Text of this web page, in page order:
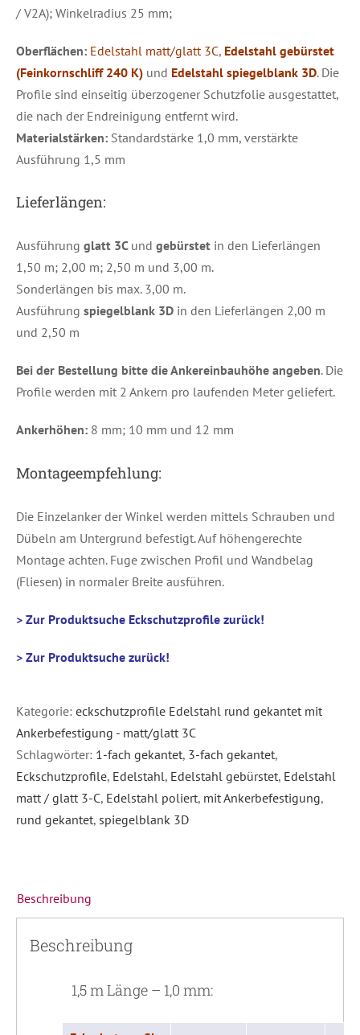
/ V2A); Winkelradius 25 mm;
Oberflächen: Edelstahl matt/glatt 3C, Edelstahl gebürstet
(Feinkornschliff 240 K) und Edelstahl spiegelblank 3D. Die
Profile sind einseitig überzogener Schutzfolie ausgestattet,
die nach der Endreinigung entfernt wird.
Materialstärken: Standardstärke 1,0 mm, verstärkte
Ausführung 1,5 mm
Lieferlängen:
Ausführung glatt 3C und gebürstet in den Lieferlängen
1,50 m; 2,00 m; 2,50 m und 3,00 m.
Sonderlängen bis max. 3,00 m.
Ausführung spiegelblank 3D in den Lieferlängen 2,00 m
und 2,50 m
Bei der Bestellung bitte die Ankereinbauhöhe angeben. Die
Profile werden mit 2 Ankern pro laufenden Meter geliefert.
Ankerhöhen: 8 mm; 10 mm und 12 mm
Montageempfehlung:
Die Einzelanker der Winkel werden mittels Schrauben und
Dübeln am Untergrund befestigt. Auf höhengerechte
Montage achten. Fuge zwischen Profil und Wandbelag
(Fliesen) in normaler Breite ausführen.
> Zur Produktsuche Eckschutzprofile zurück!
> Zur Produktsuche zurück!
Kategorie: eckschutzprofile Edelstahl rund gekantet mit
Ankerbefestigung - matt/glatt 3C
Schlagwörter: 1-fach gekantet, 3-fach gekantet,
Eckschutzprofile, Edelstahl, Edelstahl gebürstet, Edelstahl
matt / glatt 3-C, Edelstahl poliert, mit Ankerbefestigung,
rund gekantet, spiegelblank 3D
Beschreibung
Beschreibung
1,5 m Länge – 1,0 mm: